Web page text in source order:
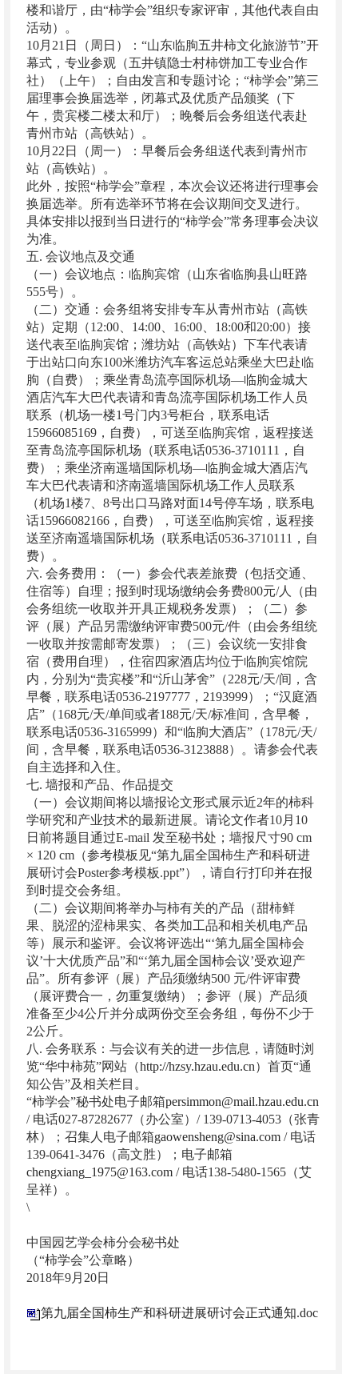
楼和谐厅，由“柿学会”组织专家评审，其他代表自由
活动）。
10月21日（周日）：“山东临朐五井柿文化旅游节”开
幕式，专业参观（五井镇隐士村柿饼加工专业合作
社）（上午）；自由发言和专题讨论；“柿学会”第三
届理事会换届选举，闭幕式及优质产品颁奖（下
午，贵宾楼二楼太和厅）；晚餐后会务组送代表赴
青州市站（高铁站）。
10月22日（周一）：早餐后会务组送代表到青州市
站（高铁站）。
此外，按照“柿学会”章程，本次会议还将进行理事会
换届选举。所有选举环节将在会议期间交叉进行。
具体安排以报到当日进行的“柿学会”常务理事会决议
为准。
五. 会议地点及交通
（一）会议地点：临朐宾馆（山东省临朐县山旺路
555号）。
（二）交通：会务组将安排专车从青州市站（高铁
站）定期（12:00、14:00、16:00、18:00和20:00）接
送代表至临朐宾馆；潍坊站（高铁站）下车代表请
于出站口向东100米潍坊汽车客运总站乘坐大巴赴临
朐（自费）；乘坐青岛流亭国际机场—临朐金城大
酒店汽车大巴代表请和青岛流亭国际机场工作人员
联系（机场一楼1号门内3号柜台，联系电话
15966085169，自费），可送至临朐宾馆，返程接送
至青岛流亭国际机场（联系电话0536-3710111，自
费）；乘坐济南遥墙国际机场—临朐金城大酒店汽
车大巴代表请和济南遥墙国际机场工作人员联系
（机场1楼7、8号出口马路对面14号停车场，联系电
话15966082166，自费），可送至临朐宾馆，返程接
送至济南遥墙国际机场（联系电话0536-3710111，自
费）。
六. 会务费用：（一）参会代表差旅费（包括交通、
住宿等）自理；报到时现场缴纳会务费800元/人（由
会务组统一收取并开具正规税务发票）；（二）参
评（展）产品另需缴纳评审费500元/件（由会务组统
一收取并按需邮寄发票）；（三）会议统一安排食
宿（费用自理），住宿四家酒店均位于临朐宾馆院
内，分别为“贵宾楼”和“沂山茅舍”（228元/天/间，含
早餐，联系电话0536-2197777，2193999）；“汉庭酒
店”（168元/天/单间或者188元/天/标准间，含早餐，
联系电话0536-3165999）和“临朐大酒店”（178元/天/
间，含早餐，联系电话0536-3123888）。请参会代表
自主选择和入住。
七. 墙报和产品、作品提交
（一）会议期间将以墙报论文形式展示近2年的柿科
学研究和产业技术的最新进展。请论文作者10月10
日前将题目通过E-mail 发至秘书处；墙报尺寸90 cm
× 120 cm（参考模板见“第九届全国柿生产和科研进
展研讨会Poster参考模板.ppt”），请自行打印并在报
到时提交会务组。
（二）会议期间将举办与柿有关的产品（甜柿鲜
果、脱涩的涩柿果实、各类加工品和相关机电产品
等）展示和鉴评。会议将评选出“‘第九届全国柿会
议’十大优质产品”和“‘第九届全国柿会议’受欢迎产
品”。所有参评（展）产品须缴纳500 元/件评审费
（展评费合一，勿重复缴纳）；参评（展）产品须
准备至少4公斤并分成两份交至会务组，每份不少于
2公斤。
八. 会务联系：与会议有关的进一步信息，请随时浏
览“华中柿苑”网站（http://hzsy.hzau.edu.cn）首页“通
知公告”及相关栏目。
“柿学会”秘书处电子邮箱persimmon@mail.hzau.edu.cn
/ 电话027-87282677（办公室）/ 139-0713-4053（张青
林）；召集人电子邮箱gaowensheng@sina.com / 电话
139-0641-3476（高文胜）；电子邮箱
chengxiang_1975@163.com / 电话138-5480-1565（艾
呈祥）。
\
中国园艺学会柿分会秘书处
（“柿学会”公章略）
2018年9月20日
第九届全国柿生产和科研进展研讨会正式通知.doc